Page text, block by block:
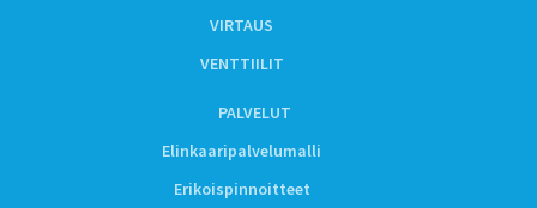
VIRTAUS
VENTTIILIT
PALVELUT
Elinkaaripalvelumalli
Erikoispinnoitteet